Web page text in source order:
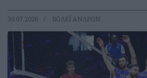
30.07.2026 ΒΟΛΕΪ ΑΝΔΡΩΝ